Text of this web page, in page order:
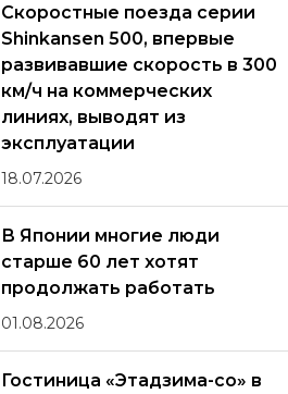
Скоростные поезда серии
Shinkansen 500, впервые
развивавшие скорость в 300
км/ч на коммерческих
линиях, выводят из
эксплуатации
18.07.2026
В Японии многие люди
старше 60 лет хотят
продолжать работать
01.08.2026
Гостиница «Этадзима-со» в